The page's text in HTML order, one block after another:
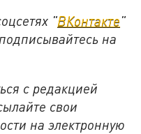
"ВКонтакте"
на
с редакцией
свои
на электронную